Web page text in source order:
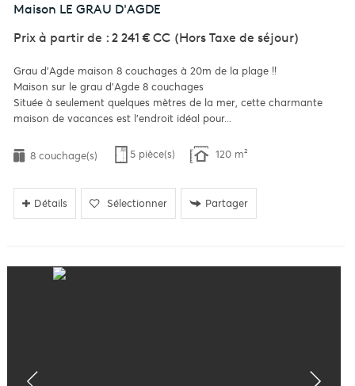
Maison LE GRAU D'AGDE
Prix à partir de : 2 241 €CC (Hors Taxe de séjour)
Grau d’Agde maison 8 couchages à 20m de la plage !!
Maison sur le grau d’Agde 8 couchages
Située à seulement quelques mètres de la mer, cette charmante
maison de vacances est l'endroit idéal pour...
8 couchage(s) 5 pièce(s) 120 m²
Détails Sélectionner Partager